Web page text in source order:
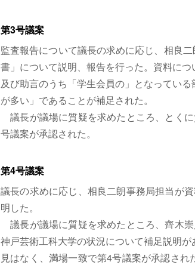
第3号議案
監査報告について議長の求めに応じ、相良
書」について説明、報告を行った。資料に
及び助言のうち「学生会員の」となってい
が多い」であることが補足された。
議長が議場に質疑を求めたところ、とく
号議案が承認された。
第4号議案
議長の求めに応じ、相良二朗事務局担当が
明した。
議長が議場に質疑を求めたところ、齊木
神戸芸術工科大学の状況について補足説明
見はなく、満場一致で第4号議案が承認さ